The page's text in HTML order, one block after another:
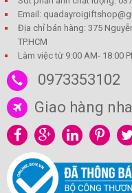
Email:
Địa chỉ bán hàng: 375
TP.HCM
Làm việc từ 9:00 AM- 18:00
0973353102
Giao hàng